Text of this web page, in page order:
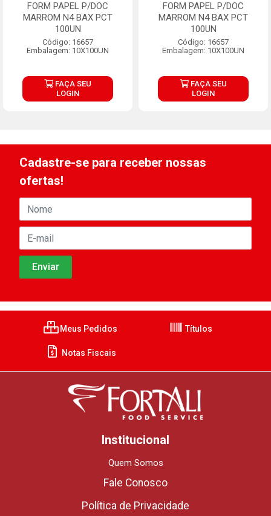
FORM PAPEL P/DOC
MARROM N4 BAX PCT
100UN
Código: 16657
Embalagem: 10X100UN
FAÇA SEU
LOGIN
FORM PAPEL P/DOC
MARROM N4 BAX PCT
100UN
Código: 16657
Embalagem: 10X100UN
FAÇA SEU
LOGIN
Cadastre-se para receber nossas
ofertas!
Meus Pedidos Títulos
Notas Fiscais
Institucional
Quem Somos
Fale Conosco
Política de Privacidade